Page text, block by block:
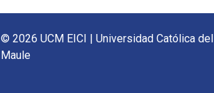
© 2026 UCM EICI | Universidad Católica del
Maule